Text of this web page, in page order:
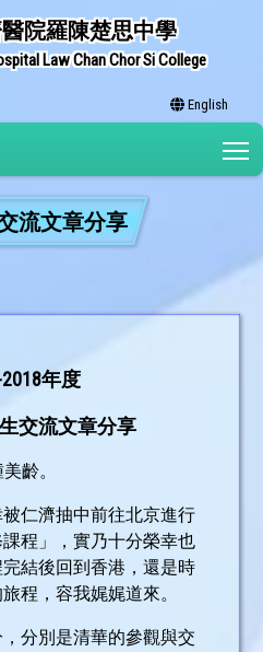
院羅陳楚思中學
Law Chan Chor Si College
English
流文章分享
年度
交流文章分享
齡。
仁濟抽中前往北京進行
課程」，實乃十分榮幸也
結後回到香港，還是時
程，容我娓娓道來。
分別是清華的參觀與交